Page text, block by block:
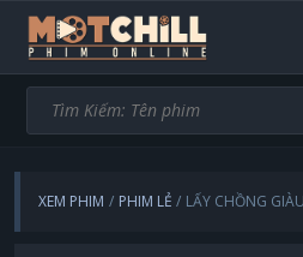
XEM PHIM PHIM LẺ LẤY CHỒNG